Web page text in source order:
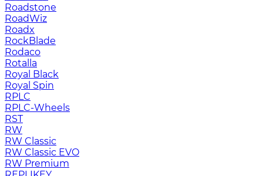
Roadstone
RoadWiz
Roadx
RockBlade
Rodaco
Rotalla
Royal Black
Royal Spin
RPLC
RPLC-Wheels
RST
RW
RW Classic
RW Classic EVO
RW Premium